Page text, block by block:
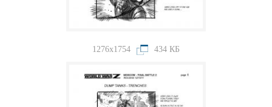
1276x1754 434 КБ